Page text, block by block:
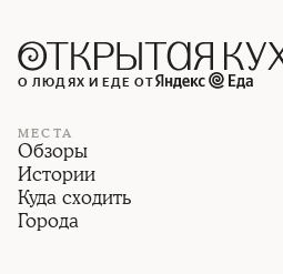
О ЛЮДЯХ И ЕДЕ ОТ
МЕСТА
Обзоры
Истории
Куда сходить
Города